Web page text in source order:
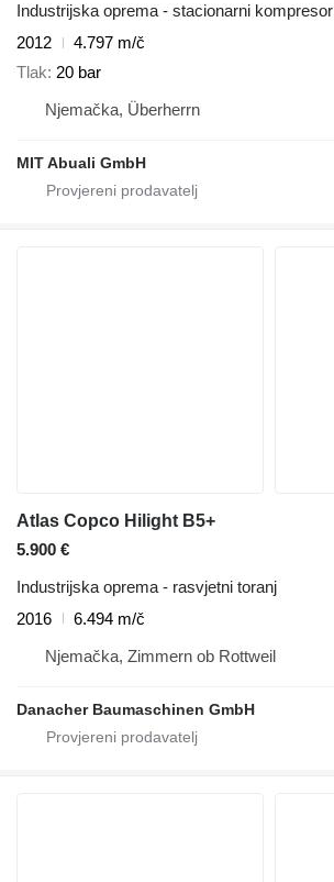
Industrijska oprema - stacionarni kompresor
2012
4.797 m/č
Tlak 20 bar
Njemačka, Überherrn
MIT Abuali GmbH
Atlas Copco Hilight B5+
5.900 €
Industrijska oprema - rasvjetni toranj
2016
6.494 m/č
Njemačka, Zimmern ob Rottweil
Danacher Baumaschinen GmbH